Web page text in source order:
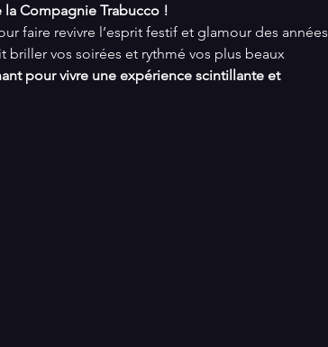
la Compagnie Trabucco !
faire revivre l’esprit festif et glamour des années
briller vos soirées et rythmé vos plus beaux
pour vivre une expérience scintillante et